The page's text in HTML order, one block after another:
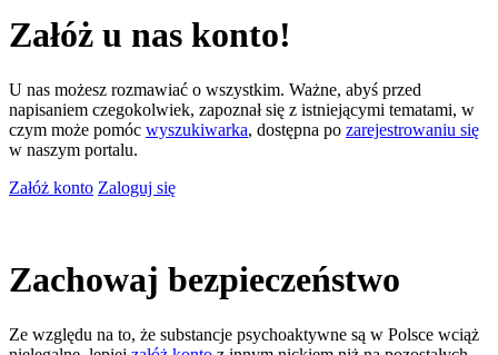
Załóż u nas konto!
U nas możesz rozmawiać o wszystkim. Ważne, abyś przed
napisaniem czegokolwiek, zapoznał się z istniejącymi tematami, w
czym może pomóc wyszukiwarka, dostępna po zarejestrowaniu się
w naszym portalu.
Załóż konto Zaloguj się
Zachowaj bezpieczeństwo
Ze względu na to, że substancje psychoaktywne są w Polsce wciąż